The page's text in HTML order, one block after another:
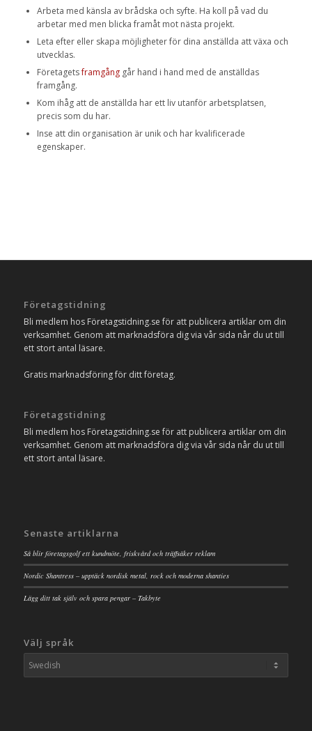
Arbeta med känsla av brådska och syfte. Ha koll på vad du
arbetar med men blicka framåt mot nästa projekt.
Leta efter eller skapa möjligheter för dina anställda att växa och
utvecklas.
Företagetsframgånggår hand i hand med de anställdas
framgång.
Kom ihåg att de anställda har ett liv utanför arbetsplatsen,
precis som du har.
Inse att din organisation är unik och har kvalificerade
egenskaper.
Företagstidning
Bli medlem hos Företagstidning.se för att publicera artiklar om din
verksamhet. Genom att marknadsföra dig via vår sida når du ut till
ett stort antal läsare.
Gratis marknadsföring för ditt företag.
Företagstidning
Bli medlem hos Företagstidning.se för att publicera artiklar om din
verksamhet. Genom att marknadsföra dig via vår sida når du ut till
ett stort antal läsare.
Senaste artiklarna
Så blir företagsgolf ett kundmöte, friskvård och träffsäker reklam
Nordic Shantress – upptäck nordisk metal, rock och moderna shanties
Lägg ditt tak själv och spara pengar – Takbyte
Välj språk